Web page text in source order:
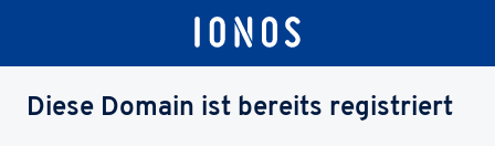
Diese Domain ist bereits registriert